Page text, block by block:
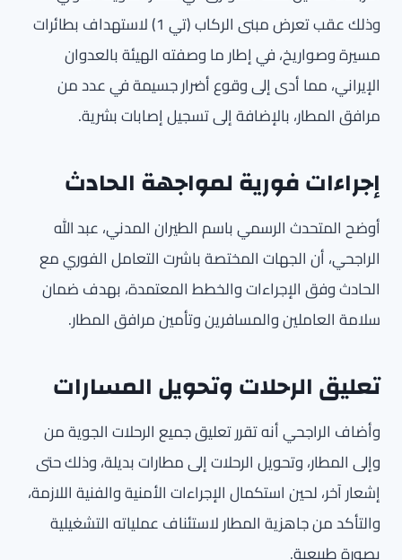
وذلك عقب تعرض مبنى الركاب (تي 1) لاستهداف بطائرات
مسيرة وصواريخ، في إطار ما وصفته الهيئة بالعدوان
الإيراني، مما أدى إلى وقوع أضرار جسيمة في عدد من
مرافق المطار، بالإضافة إلى تسجيل إصابات بشرية.
إجراءات فورية لمواجهة الحادث
أوضح المتحدث الرسمي باسم الطيران المدني، عبد الله
الراجحي، أن الجهات المختصة باشرت التعامل الفوري مع
الحادث وفق الإجراءات والخطط المعتمدة، بهدف ضمان
سلامة العاملين والمسافرين وتأمين مرافق المطار.
تعليق الرحلات وتحويل المسارات
وأضاف الراجحي أنه تقرر تعليق جميع الرحلات الجوية من
وإلى المطار، وتحويل الرحلات إلى مطارات بديلة، وذلك حتى
إشعار آخر، لحين استكمال الإجراءات الأمنية والفنية اللازمة،
والتأكد من جاهزية المطار لاستئناف عملياته التشغيلية
بصورة طبيعية.